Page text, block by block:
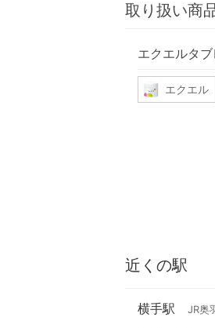
取り扱い商
エクエルタブ
エクエル
近くの駅
横手駅 JR奥